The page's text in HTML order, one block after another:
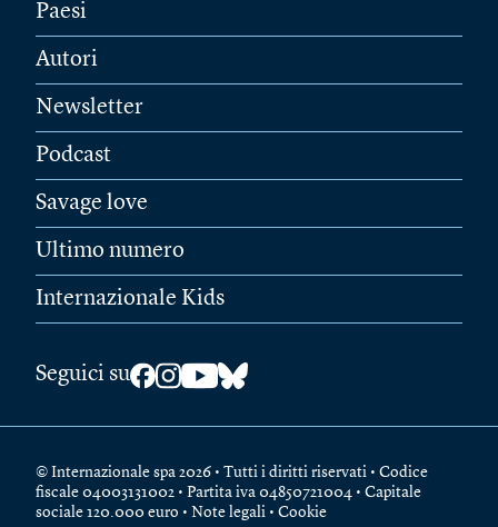
Paesi
Autori
Newsletter
Podcast
Savage love
Ultimo numero
Internazionale Kids
Seguici su
© Internazionale spa 2026 • Tutti i diritti riservati • Codice
fiscale 04003131002 • Partita iva 04850721004 • Capitale
sociale 120.000 euro • Note legali • Cookie